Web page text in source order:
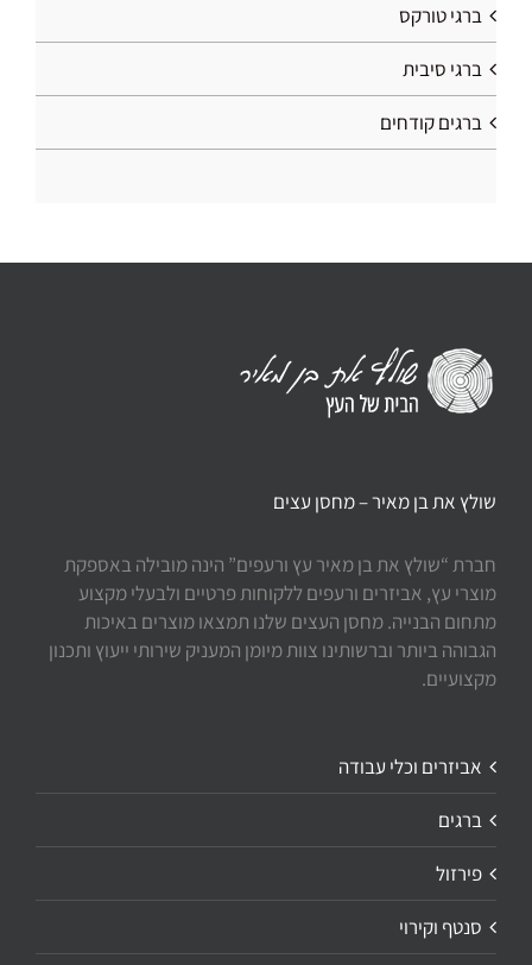
ברגי טורקס
ברגי סיבית
ברגים קודחים
שולץ את בן מאיר – מחסן עצים
חברת “שולץ את בן מאיר עץ ורעפים” הינה מובילה באספקת
מוצרי עץ, אביזרים ורעפים ללקוחות פרטיים ולבעלי מקצוע
מתחום הבנייה. מחסן העצים שלנו תמצאו מוצרים באיכות
הגבוהה ביותר וברשותינו צוות מיומן המעניק שירותי ייעוץ ותכנון
מקצועיים.
אביזרים וכלי עבודה
ברגים
פירזול
סנטף וקירוי